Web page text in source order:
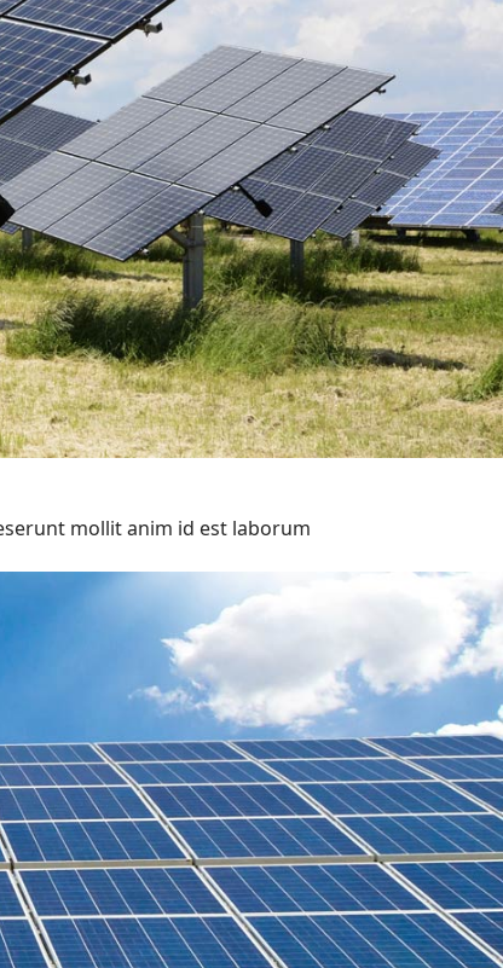
mollit anim id est laborum